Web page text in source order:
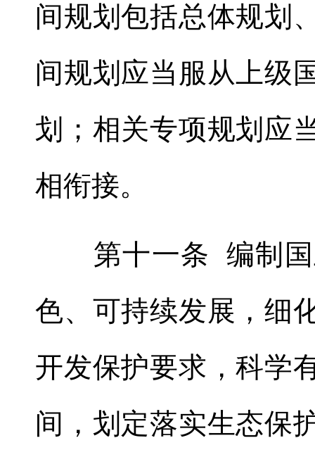
间规划包括总体规划
间规划应当服从上级
划；相关专项规划应
相衔接。
第十一条 编制国
色、可持续发展，细
开发保护要求 ，科学
间，划定落实生态保